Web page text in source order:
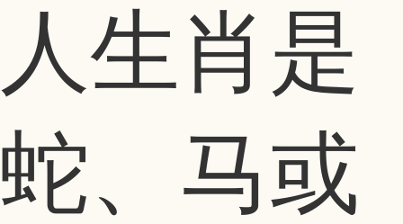
人生肖是
蛇、马或